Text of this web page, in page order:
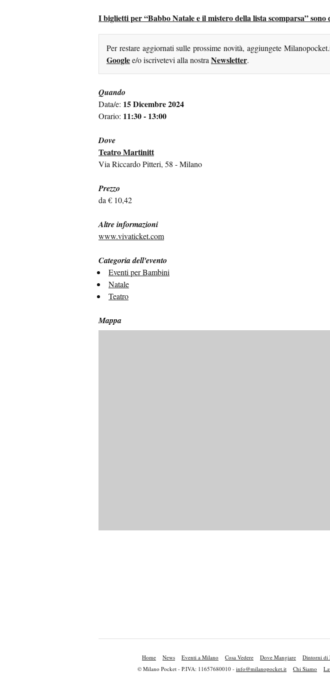
I biglietti per “Babbo Natale e il mistero della lista scomparsa”
Per restare aggiornati sulle prossime novità, aggiungete
Googlee/o iscrivetevi alla nostraNewsletter.
Quando
Data/e: 15 Dicembre 2024
Orario: 11:30 - 13:00
Dove
Teatro Martinitt
Via Riccardo Pitteri, 58 - Milano
Prezzo
da € 10,42
Altre informazioni
www.vivaticket.com
Categoria dell'evento
Eventi per Bambini
Natale
Teatro
Mappa
Home News Eventi a Milano Cosa Vedere Dove Mangiare Dintorni di
© Milano Pocket - P.IVA: 11657680010 - info@milanopocket.it Chi Siamo